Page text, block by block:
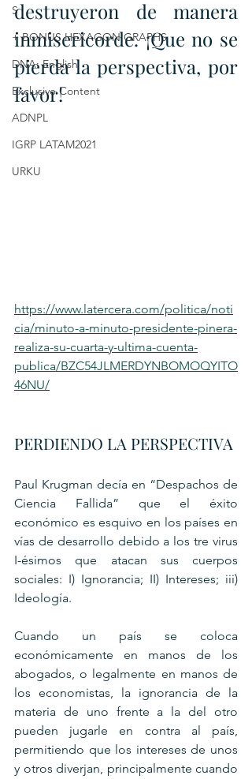
S
+ BONUS HEXAGON GRAPHS
DNA: English
Exclusive Content
ADNPL
IGRP LATAM2021
URKU
destruyeron de manera
inmisericorde. ¡Que no se
pierda la perspectiva, por
favor!
https://www.latercera.com/politica/noti
cia/minuto-a-minuto-presidente-pinera-
realiza-su-cuarta-y-ultima-cuenta-
publica/BZC54JLMERDYNBOMOQYITO
46NU/
PERDIENDO LA PERSPECTIVA
Paul Krugman decía en “Despachos de
Ciencia Fallida” que el éxito
económico es esquivo en los países en
vías de desarrollo debido a los tre virus
I-ésimos que atacan sus cuerpos
sociales: I) Ignorancia; II) Intereses; iii)
Ideología.
Cuando un país se coloca
económicamente en manos de los
abogados, o legalmente en manos de
los economistas, la ignorancia de la
materia de uno frente a la del otro
pueden jugarle en contra al país,
permitiendo que los intereses de unos
y otros diverjan, principalmente cuando